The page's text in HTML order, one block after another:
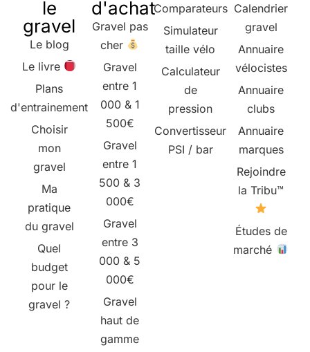
le
gravel
Le blog
Le livre
Plans
d'entrainement
Choisir
mon
gravel
Ma
pratique
du gravel
Quel
budget
pour le
gravel ?
d'achat
Gravel pas
cher
Gravel
entre 1
000 & 1
500€
Gravel
entre 1
500 & 3
000€
Gravel
entre 3
000 & 5
000€
Gravel
haut de
gamme
Comparateurs
Simulateur
taille vélo
Calculateur
de
pression
Convertisseur
PSI / bar
Calendrier
gravel
Annuaire
vélocistes
Annuaire
clubs
Annuaire
marques
Rejoindre
la Tribu™
Études de
marché